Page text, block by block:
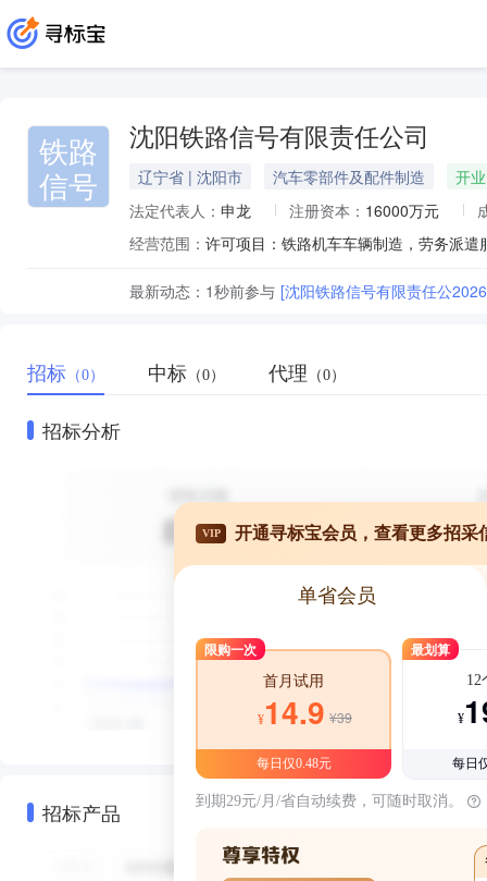
铁路
信号
沈阳铁路信号有限责任公司
辽宁省 | 沈阳市 汽车零部件及配件制造
开业
法定代表人： 申龙 注册资本： 16000万元
经营范围：
最新动态： 1秒前参与 [沈阳铁路信号有限责任公
招标 （0） 中标 （0） 代理 （0）
招标分析
招标产品
VIP 开通寻标宝会员，查看更多招采
单省会员
限购一次
首月试用
¥14.9 ¥39
每日仅0.48元
最划算
12
¥
每日
到期29元/月/省自动续费，可随时取消。